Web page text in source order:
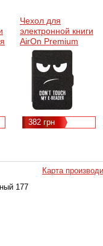
Чехол для
электронной книги
AirOn Premium
PocketBook
606/628/633
(4821784622175)
382 грн
Карта
177